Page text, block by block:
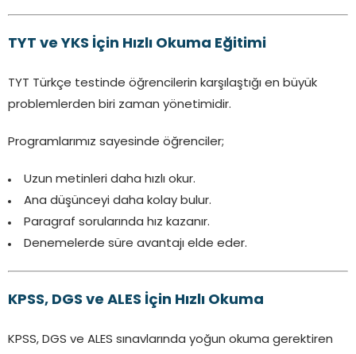
TYT ve YKS İçin Hızlı Okuma Eğitimi
TYT Türkçe testinde öğrencilerin karşılaştığı en büyük
problemlerden biri zaman yönetimidir.
Programlarımız sayesinde öğrenciler;
Uzun metinleri daha hızlı okur.
Ana düşünceyi daha kolay bulur.
Paragraf sorularında hız kazanır.
Denemelerde süre avantajı elde eder.
KPSS, DGS ve ALES İçin Hızlı Okuma
KPSS, DGS ve ALES sınavlarında yoğun okuma gerektiren